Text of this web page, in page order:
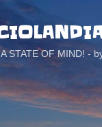
STATE OF MIND! -